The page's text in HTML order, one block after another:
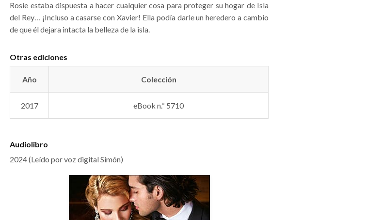
Rosie estaba dispuesta a hacer cualquier cosa para proteger su hogar de Isla
del Rey… ¡Incluso a casarse con Xavier! Ella podía darle un heredero a cambio
de que él dejara intacta la belleza de la isla.
Otras ediciones
Año Colección
2017 eBook n.º 5710
Audiolibro
2024 (Leído por voz digital Simón)